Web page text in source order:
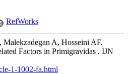
RefWorks
Malekzadegan A, Hosseini AF.
Factors in Primigravidas . IJN
1-1002-fa.html